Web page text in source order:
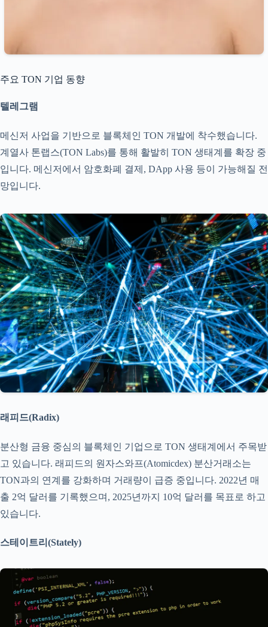
주요 TON 기업 동향
텔레그램
메신저 사업을 기반으로 블록체인 TON 개발에 착수했습니다.
계열사 톤랩스(TON Labs)를 통해 활발히 TON 생태계를 확장 중
입니다. 메신저에서 암호화폐 결제, DApp 사용 등이 가능해질 전
망입니다.
래피드(Radix)
분산형 금융 중심의 블록체인 기업으로 TON 생태계에서 주목받
고 있습니다. 래피드의 원자스와프(Atomicdex) 분산거래소는
TON과의 연계를 강화하며 거래량이 급증 중입니다. 2022년 매
출 2억 달러를 기록했으며, 2025년까지 10억 달러를 목표로 하고
있습니다.
스테이트리(Stately)